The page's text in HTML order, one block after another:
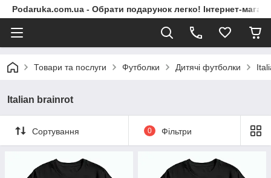
Podaruka.com.ua - Обрати подарунок легко! Інтернет-
Товари та послуги Футболки Дитячі футболки
Italian brainrot
Сортування 0 Фільтри